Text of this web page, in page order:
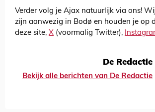
Verder volg je Ajax natuurlijk via ons!
zijn aanwezig in Bodø en houden je op
deze site, X (voormalig Twitter),
De Redactie
Bekijk alle berichten van De Redactie